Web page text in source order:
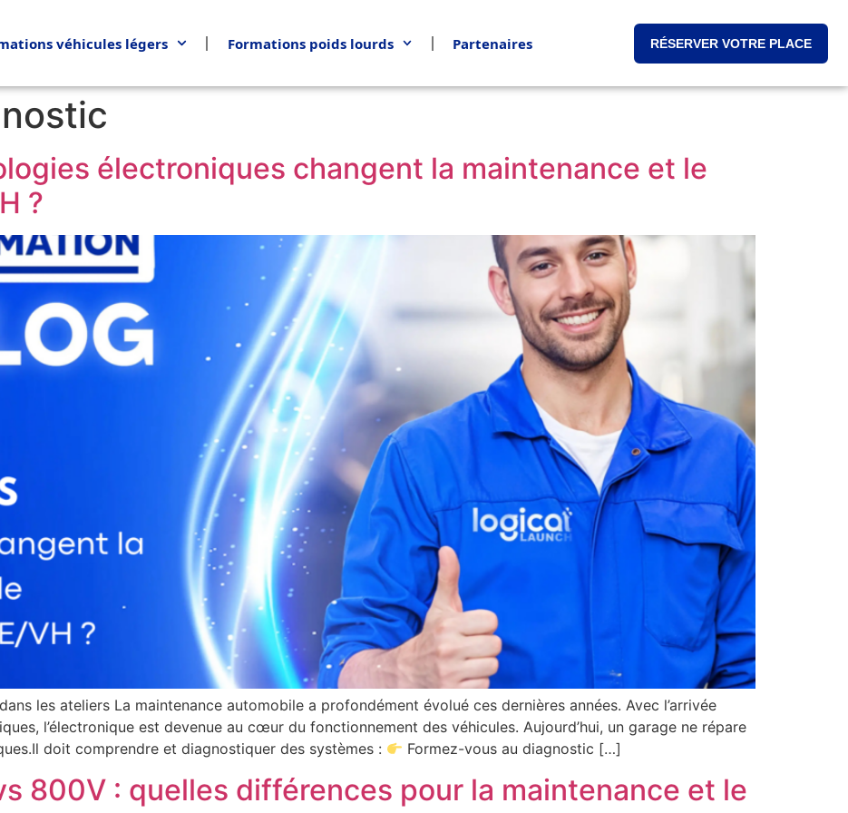
véhicules légers Formations poids lourds Partenaires RÉSERVER VOTRE PLACE
électroniques changent la maintenance et le
?
les ateliers La maintenance automobile a profondément évolué ces dernières années. Avec l’arrivée
l’électronique est devenue au cœur du fonctionnement des véhicules. Aujourd’hui, un garage ne répare
doit comprendre et diagnostiquer des systèmes :
Formez-vous au diagnostic […]
800V : quelles différences pour la maintenance et le